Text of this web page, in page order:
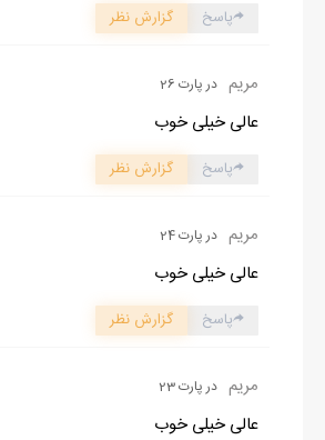
پاسخ گزارش نظر
مریم در پارت 26
عالی خیلی خوب
پاسخ گزارش نظر
مریم در پارت 24
عالی خیلی خوب
پاسخ گزارش نظر
مریم در پارت 23
عالی خیلی خوب